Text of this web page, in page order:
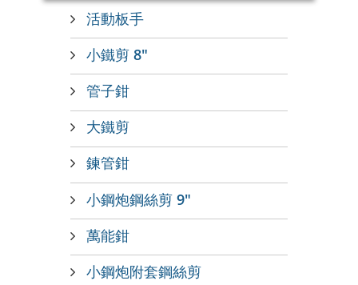
活動板手
小鐵剪 8"
管子鉗
大鐵剪
鍊管鉗
小鋼炮鋼絲剪 9"
萬能鉗
小鋼炮附套鋼絲剪